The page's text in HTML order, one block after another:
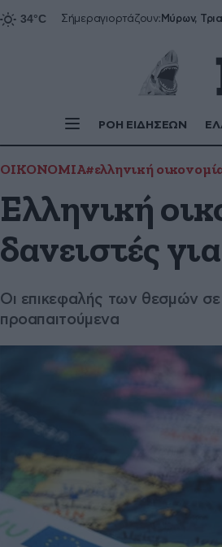
Σήμεραγιορτάζουν:
ΡΟΗ ΕΙΔΗΣΕΩΝ
ΟΙΚΟΝΟΜΙΑ#ελληνική
Ελληνική
δανειστές
Οι επικεφαλής των θεσμών
προαπαιτούμενα